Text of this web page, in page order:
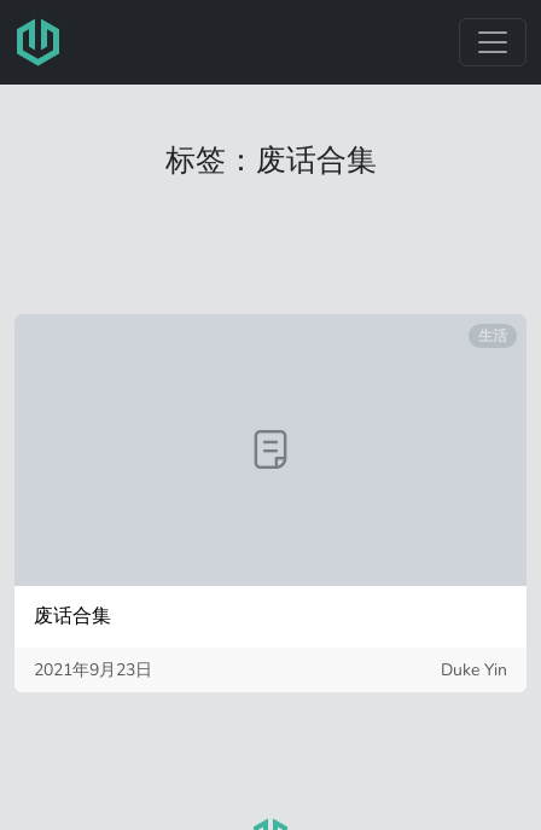
跳转至主要内容
标签：废话合集
生活
废话合集
2021年9月23日 Duke Yin